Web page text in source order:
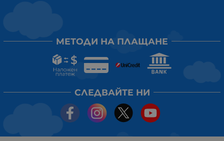
МЕТОДИ НА ПЛАЩАНЕ
СЛЕДВАЙТЕ НИ